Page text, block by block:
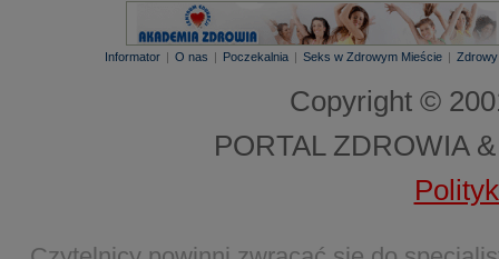
Informator | O nas | Poczekalnia | Seks w Zdrowym Mieście |
Copyright ©
PORTAL ZDROWIA